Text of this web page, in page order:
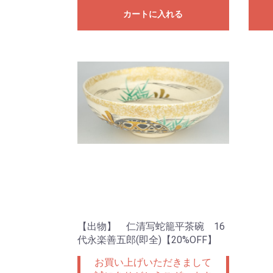
カートに入れる
【出物】 仁清写蛇籠平茶碗 16
代永楽善五郎(即全)【20%OFF】
お買い上げいただきまして